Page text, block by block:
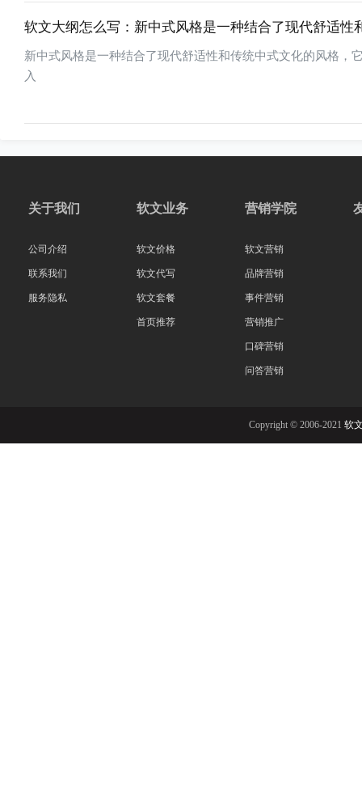
软文大纲怎么写：新中式风格是一种结合了现代舒适性
新中式风格是一种结合了现代舒适性和传统中式文化的风格，
入
关于我们
公司介绍
联系我们
服务隐私
软文业务
软文价格
软文代写
软文套餐
首页推荐
营销学院
软文营销
品牌营销
事件营销
营销推广
口碑营销
问答营销
Copyright © 2006-2021 软